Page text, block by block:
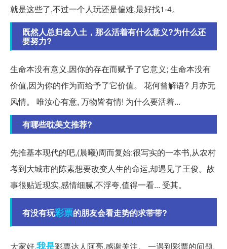
就是这些了,不过一个人玩还是偏难,最好找1-4。
既然人总归会入土，那么活着有什么意义?为什么还
要努力?
生命本没有意义,因你的存在而赋予了它意义; 生命本没有
价值,因为你的作为而给予了它价值。 花何曾解语? 月亦无
风情。 唯汝心有意, 万物皆有情! 为什么要活着...
有哪些耽美文推荐?
先推基本现代的吧,(晨曦)周而复始:很写实的一本书,从农村
考到大城市的陈素想要改变人生的命运,却遇见了王俊。故
事很贴近现实,感情细腻,不浮夸,值得一看... 受其。
有没有玩彩票的朋友会看走势的求带带?
大家好,我是彩票达人阿亮,感谢关注。 一遇到彩票的问题,